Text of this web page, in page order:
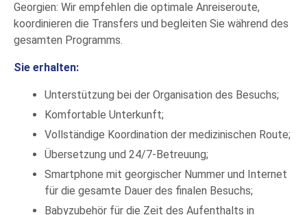
Georgien: Wir empfehlen die optimale Anreiseroute,
koordinieren die Transfers und begleiten Sie während des
gesamten Programms.
Sie erhalten:
Unterstützung bei der Organisation des Besuchs;
Komfortable Unterkunft;
Vollständige Koordination der medizinischen Route;
Übersetzung und 24/7-Betreuung;
Smartphone mit georgischer Nummer und Internet
für die gesamte Dauer des finalen Besuchs;
Babyzubehör für die Zeit des Aufenthalts in